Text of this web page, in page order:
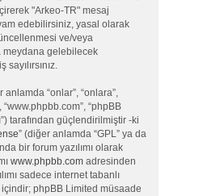
"Arkeo-TR" mesaj
edebilirsiniz, yasal olarak
ve/veya
gelebilecek
anlamda “onlar”, “onlara”,
“www.phpbb.com”, “phpBB
tarafından güçlendirilmiştir -ki
” (diğer anlamda “GPL” ya da
bir forum yazılımı olarak
www.phpbb.comadresinden
sadece internet tabanlı
içindir; phpBB Limited müsaade